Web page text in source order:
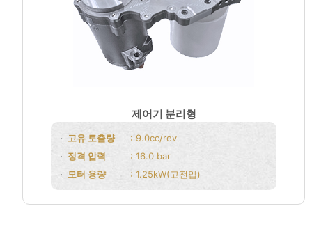
제어기 분리형
고유 토출량
: 9.0cc/rev
정격 압력
: 16.0 bar
모터 용량
: 1.25kW(고전압)